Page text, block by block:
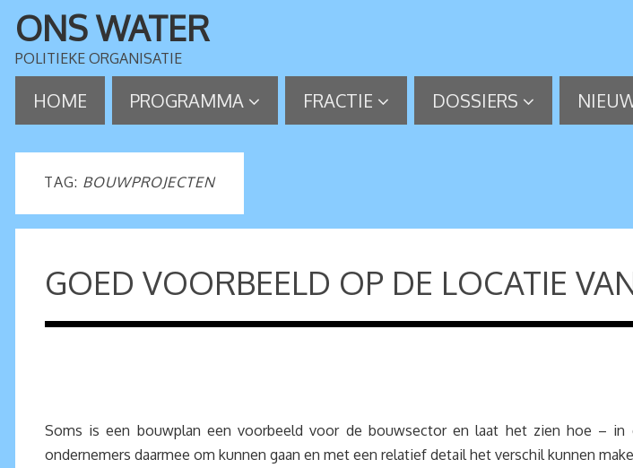
ONS WATER
POLITIEKE ORGANISATIE
HOME PROGRAMMA FRACTIE DOSSIERS
TAG: BOUWPROJECTEN
GOED VOORBEELD OP DE LOCATIE
Soms is een bouwplan een voorbeeld voor de bouwsector en laat het zien hoe –
ondernemers daarmee om kunnen gaan en met een relatief detail het verschil kunnen